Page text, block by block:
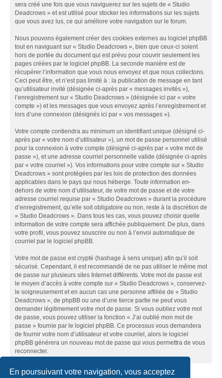
En poursuivant votre navigation, vous acceptez
sera créé une fois que vous naviguerez sur les sujets de « Studio
Deadcrows » et est utilisé pour stocker les informations sur les sujets
que vous avez lus, ce qui améliore votre navigation sur le forum.
Nous pouvons également créer des cookies externes au logiciel phpBB
tout en naviguant sur « Studio Deadcrows », bien que ceux-ci soient
hors de portée du document qui est prévu pour couvrir seulement les
pages créées par le logiciel phpBB. La seconde manière est de
récupérer l’information que vous nous envoyez et que nous collectons.
Ceci peut être, et n’est pas limité à : la publication de message en tant
qu’utilisateur invité (désignée ci-après par « messages invités »),
l’enregistrement sur « Studio Deadcrows » (désignée ici par « votre
compte ») et les messages que vous envoyez après l’enregistrement et
lors d’une connexion (désignés ici par « vos messages »).
Votre compte contiendra au minimum un identifiant unique (désigné ci-
après par « votre nom d’utilisateur »), un mot de passe personnel utilisé
pour la connexion à votre compte (désigné ci-après par « votre mot de
passe »), et une adresse courriel personnelle valide (désignée ci-après
par « votre courriel »). Vos informations pour votre compte sur « Studio
Deadcrows » sont protégées par les lois de protection des données
applicables dans le pays qui nous héberge. Toute information en-
dehors de votre nom d’utilisateur, de votre mot de passe et de votre
adresse courriel requise par « Studio Deadcrows » durant la procédure
d’enregistrement, qu’elle soit obligatoire ou non, reste à la discrétion de
« Studio Deadcrows ». Dans tous les cas, vous pouvez choisir quelle
information de votre compte sera affichée publiquement. De plus, dans
votre profil, vous pouvez souscrire ou non à l’envoi automatique de
courriel par le logiciel phpBB.
Votre mot de passe est crypté (hashage à sens unique) afin qu’il soit
sécurisé. Cependant, il est recommandé de ne pas utiliser le même mot
de passe sur plusieurs sites Internet différents. Votre mot de passe est
le moyen d’accès à votre compte sur « Studio Deadcrows », conservez-
le soigneusement et en aucun cas une personne affiliée de « Studio
Deadcrows », de phpBB ou une d’une tierce partie ne peut vous
demander légitimement votre mot de passe. Si vous oubliez votre mot
de passe, vous pouvez utiliser la fonction « J’ai oublié mon mot de
passe » fournie par le logiciel phpBB. Ce processus vous demandera
de fournir votre nom d’utilisateur et votre courriel, alors le logiciel
phpBB générera un nouveau mot de passe qui vous permettra de vous
reconnecter.